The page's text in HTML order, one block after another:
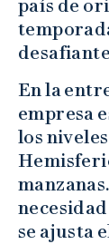
país de
En la
empresa
los
se ajusta